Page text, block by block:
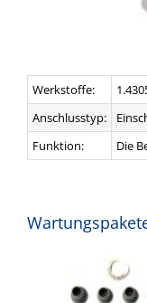
Werkstoffe:
Anschlusstyp:
Funktion:
Die